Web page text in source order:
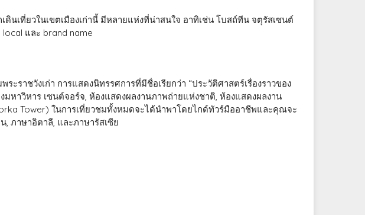
นเที่ยวในเขตเมืองเก่านี้ มีหลายแห่งที่น่าสนใจ อาทิเช่น โบสถ์ทีน จตุรัสเซนต์
และ brand name
ราชวังเก่า การแสดงนิทรรศการที่มีชื่อเรียกว่า “ประวัติศาสตร์เรื่องราวของ
หาวิหาร เซนต์จอร์จ, ห้องแสดงผลงานภาพถ่ายแห่งชาติ, ห้องแสดงผลงาน
Tower) ในการเที่ยวชมทั้งหมดจะได้นำพาโดยไกด์ทัวร์มืออาชีพและคุณจะ
, ภาษาอิตาลี, และภาษารัสเซีย